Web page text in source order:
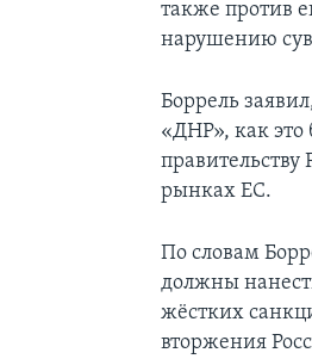
также против
нарушению
Боррель
«ДНР», как
рынках ЕС.
По словам
должны
жёстких
вторжения